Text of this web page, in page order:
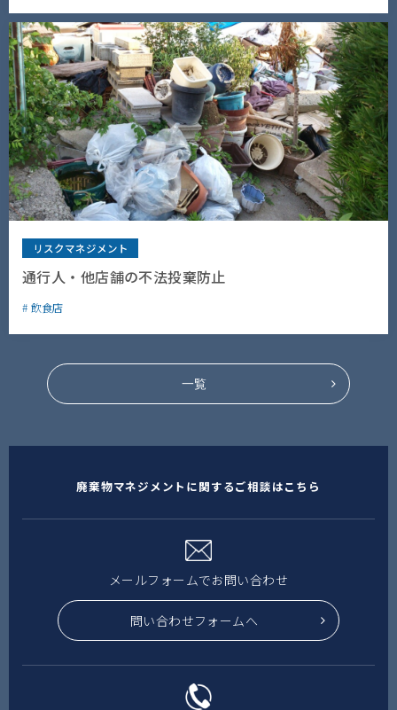
リスクマネジメント
通行人・他店舗の不法投棄防止
飲食店
一覧
廃棄物マネジメントに関するご相談はこちら
メールフォームでお問い合わせ
問い合わせフォームへ